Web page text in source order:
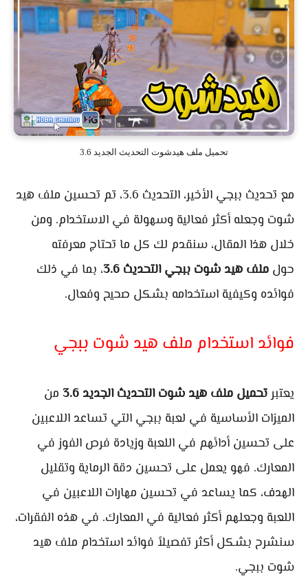
تحميل ملف هيدشوت التحديث الجديد 3.6
مع تحديث ببجي الأخير، التحديث 3.6، تم تحسين ملف هيد
شوت وجعله أكثر فعالية وسهولة في الاستخدام. ومن
خلال هذا المقال، سنقدم لك كل ما تحتاج معرفته
حول ملف هيد شوت ببجي التحديث 3.6
، بما في ذلك
فوائده وكيفية استخدامه بشكل صحيح وفعال.
فوائد استخدام ملف هيد شوت ببجي
يعتبرتحميل ملف هيد شوت التحديث الجديد 3.6
من
الميزات الأساسية في لعبة ببجي التي تساعد اللاعبين
على تحسين أدائهم في اللعبة وزيادة فرص الفوز في
المعارك. فهو يعمل على تحسين دقة الرماية وتقليل
الهدف، كما يساعد في تحسين مهارات اللاعبين في
اللعبة وجعلهم أكثر فعالية في المعارك. في هذه الفقرات،
سنشرح بشكل أكثر تفصيلاً فوائد استخدام ملف هيد
شوت ببجي.